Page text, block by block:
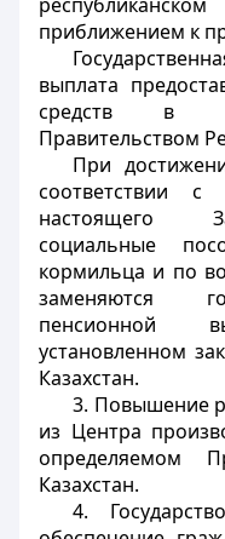
приближением к
выплата
средств в
Правительством
При
соответствии с
настоящего
социальные
кормильца и по
заменяются
пенсионной
установленном
Казахстан.
3. Повышение
из Центра
определяемом
Казахстан.
4.